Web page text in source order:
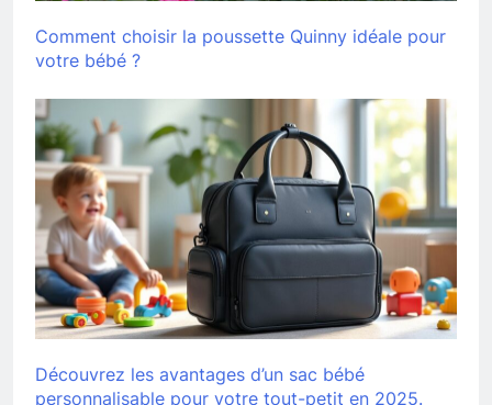
Comment choisir la poussette Quinny idéale pour
votre bébé ?
Découvrez les avantages d’un sac bébé
personnalisable pour votre tout-petit en 2025.